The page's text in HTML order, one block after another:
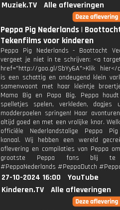
Muziek.TV
Alle afleveringen
Peppa Pig Nederlands |
Tekenfilms voor kinderen
Peppa Pig Nederlands - Boottocht
vergeet je niet in te schrijven: <a
href="http://goo.gl/SbYy6A">Klik
is een schattig en ondeugend klein
samenwoont met haar kleintje
Mama Big en Papa Big. Peppa
spelletjes spelen, verkleden,
modderpoelen springen! Haar
altijd goed en met een vrolijke knor.
officiële Nederlandstalige Peppa
kanaal. Wij hebben een wereld
aflevering en compilaties van Peppa
grootste Peppa fans blij te
#PeppaNederlands #PeppaDutch
27-10-2024 16:00
YouTube
Kinderen.TV
Alle afleveringen